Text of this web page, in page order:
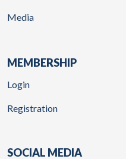
Media
MEMBERSHIP
Login
Registration
SOCIAL MEDIA